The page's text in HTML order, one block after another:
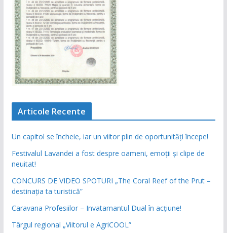
Articole Recente
Un capitol se încheie, iar un viitor plin de oportunități începe!
Festivalul Lavandei a fost despre oameni, emoții și clipe de
neuitat!
CONCURS DE VIDEO SPOTURI „The Coral Reef of the Prut –
destinația ta turistică”
Caravana Profesiilor – Invatamantul Dual în acțiune!
Târgul regional „Viitorul e AgriCOOL”